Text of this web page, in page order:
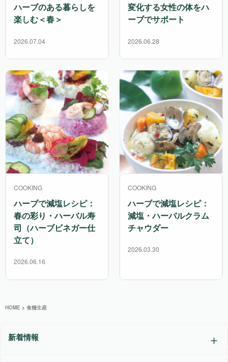
ハーブのある暮らしを
楽しむ＜春＞
2026.07.04
変化する女性の体をハ
ーブでサポート
2026.06.28
COOKING
ハーブで減塩レシピ：
春の彩り・ハーバル寿
司（ハーブビネガー仕
立て）
2026.06.16
COOKING
ハーブで減塩レシピ：
減塩・ハーバルクラム
チャウダー
2026.03.30
HOME > 食糧生産
新着情報